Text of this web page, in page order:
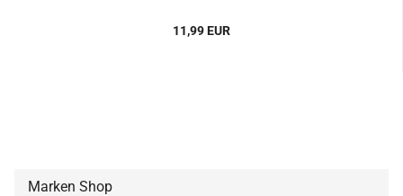
11,99 EUR
Marken Shop